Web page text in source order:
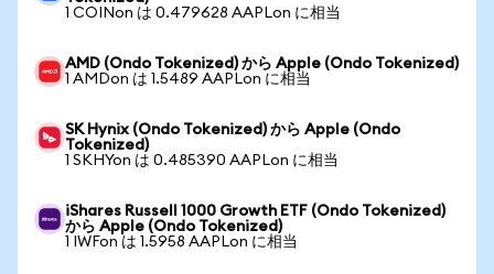
1 COINon は 0.479628 AAPLon に相当
AMD (Ondo Tokenized) から Apple (Ondo Tokenized)
1 AMDon は 1.5489 AAPLon に相当
SK Hynix (Ondo Tokenized) から Apple (Ondo
Tokenized)
1 SKHYon は 0.485390 AAPLon に相当
iShares Russell 1000 Growth ETF (Ondo Tokenized)
から Apple (Ondo Tokenized)
1 IWFon は 1.5958 AAPLon に相当